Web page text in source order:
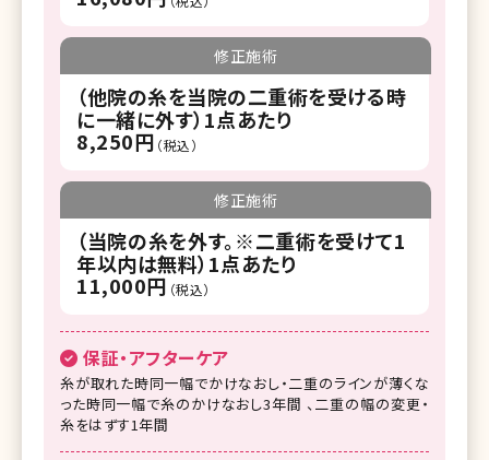
修正施術
（他院の糸を当院の二重術を受ける時
に一緒に外す）1点あたり
8,250円 （税込）
修正施術
（当院の糸を外す。※二重術を受けて1
年以内は無料）1点あたり
11,000円 （税込）
保証・アフターケア
糸が取れた時同一幅でかけなおし・二重のラインが薄くな
った時同一幅で糸のかけなおし3年間 、二重の幅の変更・
糸をはずす1年間